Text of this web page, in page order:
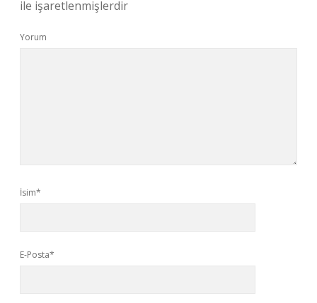
ile işaretlenmişlerdir
Yorum
İsim*
E-Posta*